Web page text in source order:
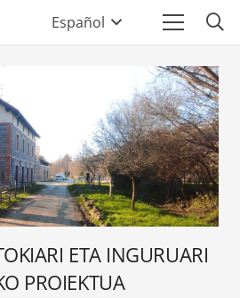
Español
ETA INGURUARI
PROIEKTUA